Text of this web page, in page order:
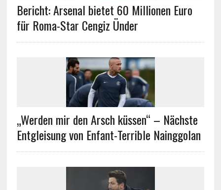
Bericht: Arsenal bietet 60 Millionen Euro
für Roma-Star Cengiz Ünder
„Werden mir den Arsch küssen“ – Nächste
Entgleisung von Enfant-Terrible Nainggolan